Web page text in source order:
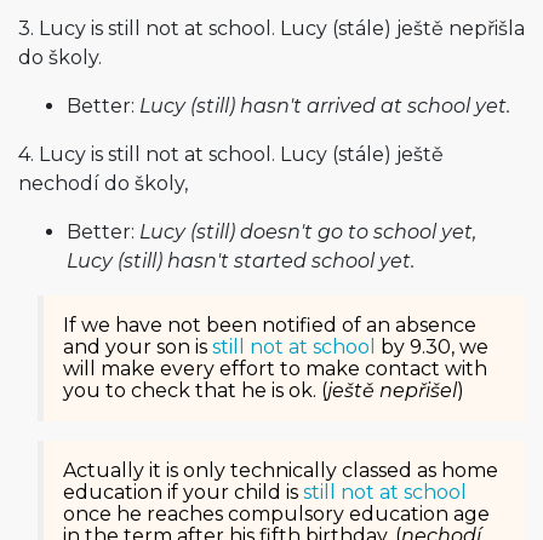
3. Lucy is still not at school. Lucy (stále) ještě nepřišla
do školy.
Better: Lucy (still) hasn't arrived at school yet.
4. Lucy is still not at school. Lucy (stále) ještě
nechodí do školy,
Better: Lucy (still) doesn't go to school yet,
Lucy (still) hasn't started school yet.
If we have not been notified of an absence
and your son is still not at school by 9.30, we
will make every effort to make contact with
you to check that he is ok. (ještě nepřišel)
Actually it is only technically classed as home
education if your child is still not at school
once he reaches compulsory education age